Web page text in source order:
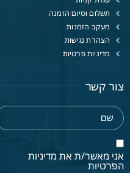
תשלום וסיום הזמנה
מעקב הזמנות
הצהרת נגישות
מדיניות פרטיות
צור קשר
אני מאשר/ת את מדיניות
הפרטיות